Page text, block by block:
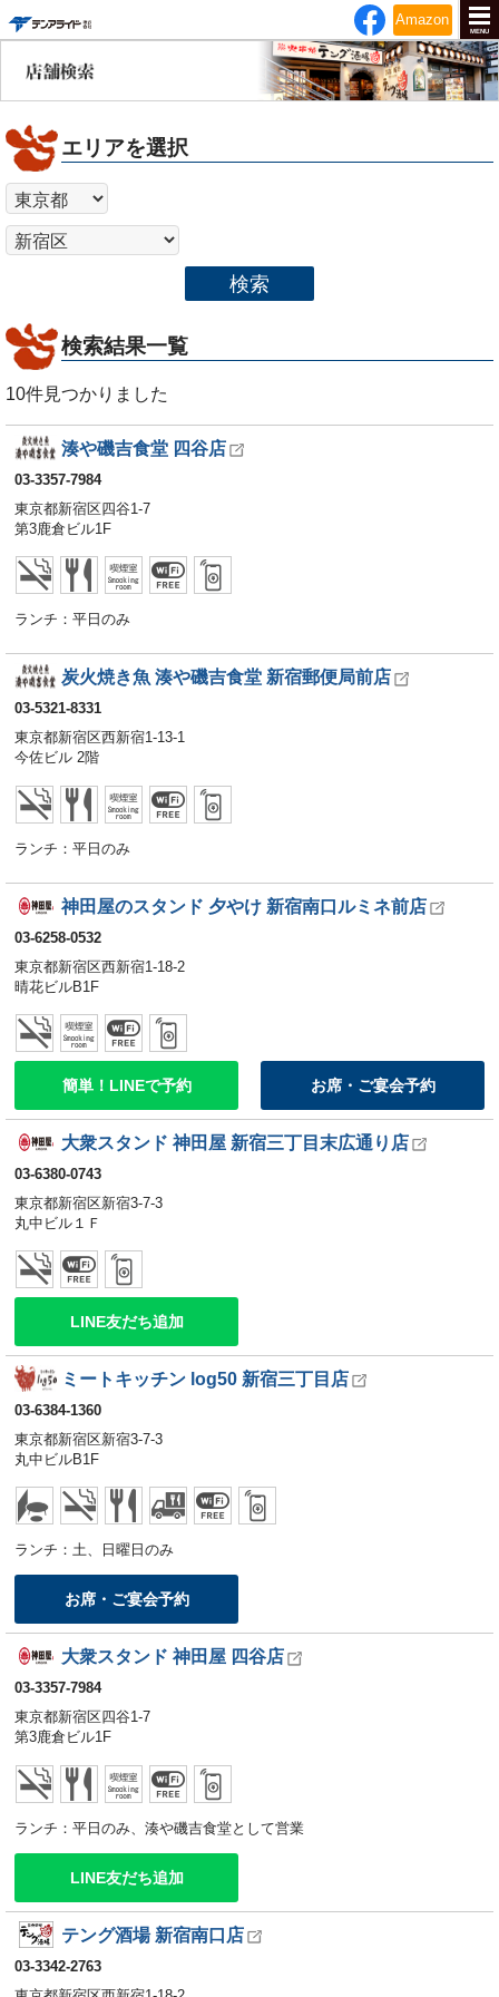
Amazon
MENU
エリアを選択
検索
検索結果一覧
10件見つかりました
湊や磯吉食堂 四谷店
03-3357-7984
東京都新宿区四谷1-7
第3鹿倉ビル1F
ランチ：平日のみ
炭火焼き魚 湊や磯吉食堂 新宿郵便局前店
03-5321-8331
東京都新宿区西新宿1-13-1
今佐ビル 2階
ランチ：平日のみ
神田屋のスタンド 夕やけ 新宿南口ルミネ前店
03-6258-0532
東京都新宿区西新宿1-18-2
晴花ビルB1F
簡単！LINEで予約 お席・ご宴会予約
大衆スタンド 神田屋 新宿三丁目末広通り店
03-6380-0743
東京都新宿区新宿3-7-3
丸中ビル１Ｆ
LINE友だち追加
ミートキッチン log50 新宿三丁目店
03-6384-1360
東京都新宿区新宿3-7-3
丸中ビルB1F
ランチ：土、日曜日のみ
お席・ご宴会予約
大衆スタンド 神田屋 四谷店
03-3357-7984
東京都新宿区四谷1-7
第3鹿倉ビル1F
ランチ：平日のみ、湊や磯吉食堂として営業
LINE友だち追加
テング酒場 新宿南口店
03-3342-2763